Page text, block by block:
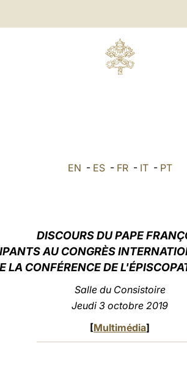
EN - ES- FR- IT- PT
DISCOURS DU PAPE
AU CONGRÈS
LA CONFÉRENCE DE
Salle du Consistoire
Jeudi 3 octobre 2019
[Multimédia]